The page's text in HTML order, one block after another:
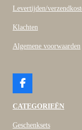
Levertijden/
Klachten
Algemene voorwaarden
F
c
b
CATEGORIEËN
Geschenksets